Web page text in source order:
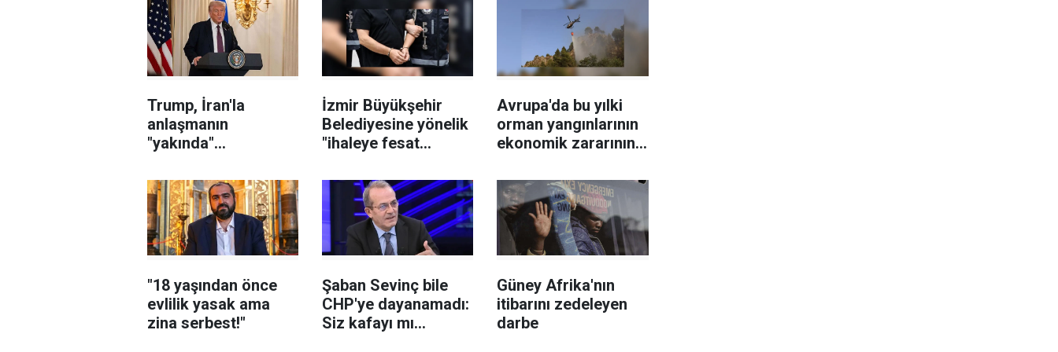
Trump, İran'la
anlaşmanın
"yakında"
söyledi
İzmir Büyükşehir
Belediyesine yönelik
"ihaleye fesat
soruşturmasında 2
şüpheli tutuklandı
Avrupa'da bu yılki
orman yangınlarının
ekonomik zararının
geçtiği tahmin
ediliyor
"18 yaşından önce
evlilik yasak ama
zina serbest!"
Şaban Sevinç bile
CHP'ye dayanamadı:
Siz kafayı mı
Güney Afrika'nın
itibarını zedeleyen
darbe